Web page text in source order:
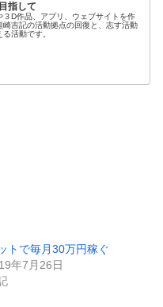
指して
３D作品、アプリ、ウェブサイトを作
崎吉記の活動拠点の回復と、志す活動
活動です。
トで毎月30万円稼ぐ
年7月26日